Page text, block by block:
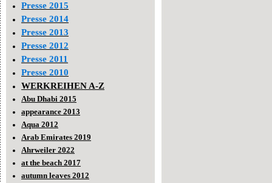
Presse 2015
Presse 2014
Presse 2013
Presse 2012
Presse 2011
Presse 2010
WERKREIHEN A-Z
Abu Dhabi 2015
appearance 2013
Aqua 2012
Arab Emirates 2019
Ahrweiler 2022
at the beach 2017
autumn leaves 2012